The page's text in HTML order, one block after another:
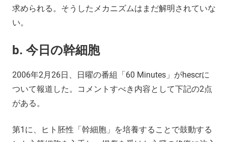
求められる。そうしたメカニズムはまだ解明されていな
い。
b. 今日の幹細胞
2006年2月26日、日曜の番組「60 Minutes」がhescrに
ついて報道した。コメントすべき内容として下記の2点
がある。
第1に、ヒト胚性「幹細胞」を培養することで鼓動する